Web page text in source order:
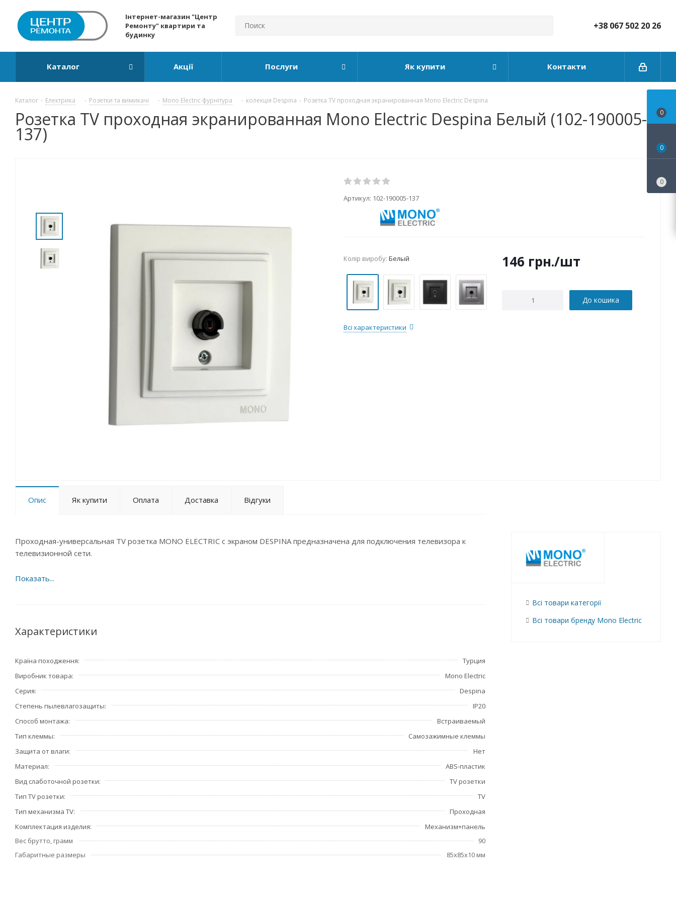
Інтернет-магазин "Центр
Ремонту" квартири та
будинку
+38 067 502 20 26
Каталог Акції Послуги Як купити Контакти
Каталог - Електрика - Розетки та вимикачі - Mono Electric фурнітура - колекція Despina - Розетка TV проходная экранированная Mono Electric Despina
Розетка TV проходная экранированная Mono Electric Despina Белый (102-190005-
137)
Артикул: 102-190005-137
Колір виробу: Белый
Всі характеристики
146 грн./шт
До кошика
Опис Як купити Оплата Доставка Відгуки
Проходная-универсальная TV розетка MONO ELECTRIC с экраном DESPINA предназначена для подключения телевизора к
телевизионной сети.
Характеристики
Країна походження
Турция
Виробник товара
Mono Electric
Серия
Despina
Степень пылевлагозащиты
IP20
Способ монтажа
Встраиваемый
Тип клеммы
Самозажимные клеммы
Защита от влаги
Нет
Материал
ABS-пластик
Вид слаботочной розетки
TV розетки
Тип TV розетки
TV
Тип механизма TV
Проходная
Комплектация изделия
Механизм+панель
Вес брутто, грамм
90
Габаритные размеры
85х85х10 мм
Всі товари категорії
Всі товари бренду Mono Electric
0
0
0